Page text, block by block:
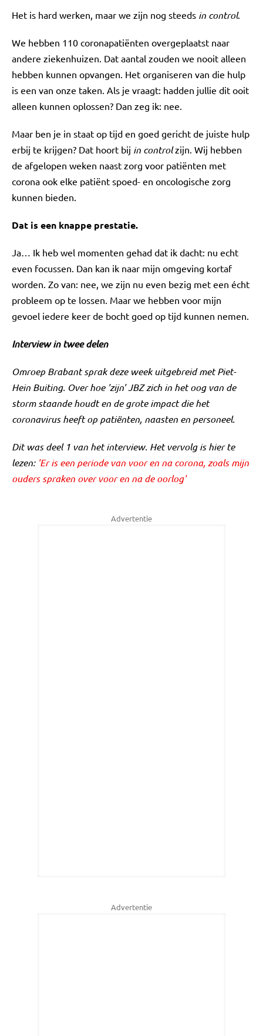
Het is hard werken, maar we zijn nog steeds in control.
We hebben 110 coronapatiënten overgeplaatst naar
andere ziekenhuizen. Dat aantal zouden we nooit alleen
hebben kunnen opvangen. Het organiseren van die hulp
is een van onze taken. Als je vraagt: hadden jullie dit ooit
alleen kunnen oplossen? Dan zeg ik: nee.
Maar ben je in staat op tijd en goed gericht de juiste hulp
erbij te krijgen? Dat hoort bij in controlzijn. Wij hebben
de afgelopen weken naast zorg voor patiënten met
corona ook elke patiënt spoed- en oncologische zorg
kunnen bieden.
Dat is een knappe prestatie.
Ja… Ik heb wel momenten gehad dat ik dacht: nu echt
even focussen. Dan kan ik naar mijn omgeving kortaf
worden. Zo van: nee, we zijn nu even bezig met een écht
probleem op te lossen. Maar we hebben voor mijn
gevoel iedere keer de bocht goed op tijd kunnen nemen.
Interview in twee delen
Omroep Brabant sprak deze week uitgebreid met Piet-
Hein Buiting. Over hoe 'zijn' JBZ zich in het oog van de
storm staande houdt en de grote impact die het
coronavirus heeft op patiënten, naasten en personeel.
Dit was deel 1 van het interview. Het vervolg is hier te
lezen: 'Er is een periode van voor en na corona, zoals mijn
ouders spraken over voor en na de oorlog'
Advertentie
Advertentie